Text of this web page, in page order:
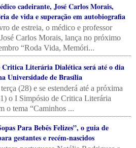
cadeirante, José Carlos Morais,
de vida e superação em autobiografia
de estreia, o médico e professor
Carlos Morais, lança no próximo
“Roda Vida, Memóri...
Critica Literária Dialética será até o dia
Universidade de Brasília
(28) e se estenderá até a próxima
o I Simpósio de Critica Literária
o tema “Caminhos ...
Para Bebês Felizes”, o guia de
gestantes e recém-nascidos